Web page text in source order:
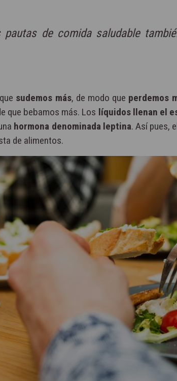
pautas de comida saludable
sudemos más, de modo que perdemos
que bebamos más. Los líquidos llenan el
hormona denominada leptina. Así pues,
de alimentos.